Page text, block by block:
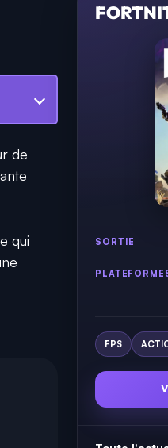
de
qui
SORTIE
FPS